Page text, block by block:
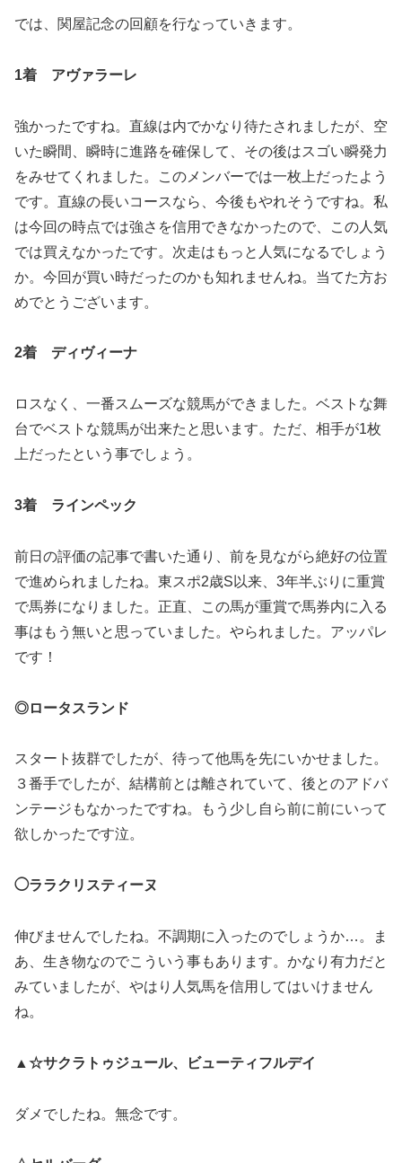
では、関屋記念の回顧を行なっていきます。
1着 アヴァラーレ
強かったですね。直線は内でかなり待たされましたが、空
いた瞬間、瞬時に進路を確保して、その後はスゴい瞬発力
をみせてくれました。このメンバーでは一枚上だったよう
です。直線の長いコースなら、今後もやれそうですね。私
は今回の時点では強さを信用できなかったので、この人気
では買えなかったです。次走はもっと人気になるでしょう
か。今回が買い時だったのかも知れませんね。当てた方お
めでとうございます。
2着 ディヴィーナ
ロスなく、一番スムーズな競馬ができました。ベストな舞
台でベストな競馬が出来たと思います。ただ、相手が1枚
上だったという事でしょう。
3着 ラインペック
前日の評価の記事で書いた通り、前を見ながら絶好の位置
で進められましたね。東スポ2歳S以来、3年半ぶりに重賞
で馬券になりました。正直、この馬が重賞で馬券内に入る
事はもう無いと思っていました。やられました。アッパレ
です！
◎ロータスランド
スタート抜群でしたが、待って他馬を先にいかせました。
３番手でしたが、結構前とは離されていて、後とのアドバ
ンテージもなかったですね。もう少し自ら前に前にいって
欲しかったです泣。
◯ララクリスティーヌ
伸びませんでしたね。不調期に入ったのでしょうか…。ま
あ、生き物なのでこういう事もあります。かなり有力だと
みていましたが、やはり人気馬を信用してはいけません
ね。
▲☆サクラトゥジュール、ビューティフルデイ
ダメでしたね。無念です。